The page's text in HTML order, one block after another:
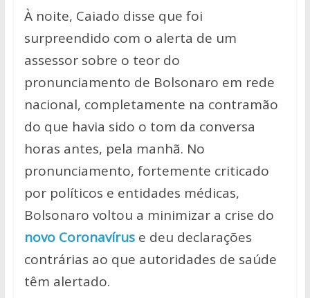
À noite, Caiado disse que foi
surpreendido com o alerta de um
assessor sobre o teor do
pronunciamento de Bolsonaro em rede
nacional, completamente na contramão
do que havia sido o tom da conversa
horas antes, pela manhã. No
pronunciamento, fortemente criticado
por políticos e entidades médicas,
Bolsonaro voltou a minimizar a crise do
novo Coronavíruse deu declarações
contrárias ao que autoridades de saúde
têm alertado.